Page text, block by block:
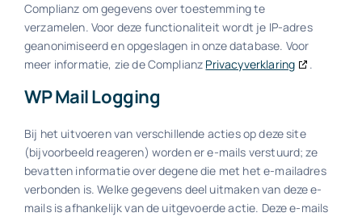
Complianz om gegevens over toestemming te
verzamelen. Voor deze functionaliteit wordt je IP-adres
geanonimiseerd en opgeslagen in onze database. Voor
meer informatie, zie de Complianz Privacyverklaring .
WP Mail Logging
Bij het uitvoeren van verschillende acties op deze site
(bijvoorbeeld reageren) worden er e-mails verstuurd; ze
bevatten informatie over degene die met het e-mailadres
verbonden is. Welke gegevens deel uitmaken van deze e-
mails is afhankelijk van de uitgevoerde actie. Deze e-mails